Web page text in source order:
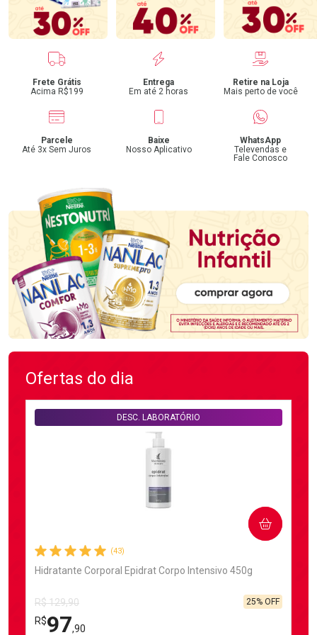
Benefícios
Frete Grátis
Acima R$199
Entrega
Em até 2 horas
Retire na Loja
Mais perto de você
Parcele
Até 3x Sem Juros
Baixe
Nosso Aplicativo
WhatsApp
Televendas e
Fale Conosco
Ofertas do dia
(43)
Hidratante Corporal Epidrat Corpo Intensivo 450g
DESC. LABORATÓRIO
R$ 129,90
R$97,90
25% OFF
COMPRAR